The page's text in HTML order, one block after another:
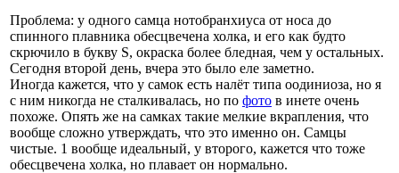
Проблема: у одного самца нотобранхиуса от носа до
спинного плавника обесцвечена холка, и его как будто
скрючило в букву S, окраска более бледная, чем у остальных.
Сегодня второй день, вчера это было еле заметно.
Иногда кажется, что у самок есть налёт типа оодиниоза, но я
с ним никогда не сталкивалась, но по фото в инете очень
похоже. Опять же на самках такие мелкие вкрапления, что
вообще сложно утверждать, что это именно он. Самцы
чистые. 1 вообще идеальный, у второго, кажется что тоже
обесцвечена холка, но плавает он нормально.